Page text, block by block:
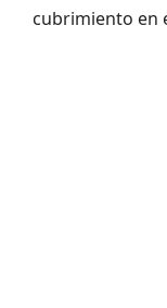
cubrimiento en